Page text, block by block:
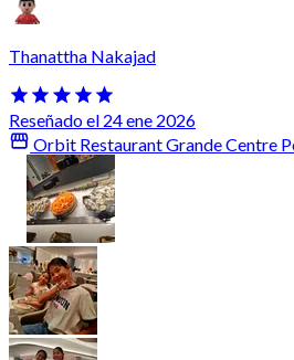
Thanattha Nakajad
Reseñado el 24 ene 2026
Orbit Restaurant Grande Centre